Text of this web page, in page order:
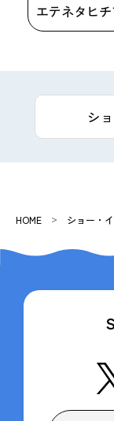
エテネタヒ
シ
HOME ショー・